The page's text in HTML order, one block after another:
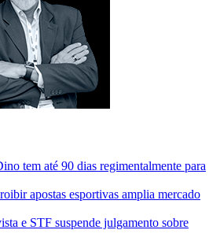
tem até 90 dias regimentalmente para
apostas esportivas amplia mercado
e STF suspende julgamento sobre